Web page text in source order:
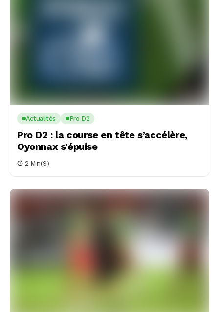
Actualités Pro D2
Pro D2 : la course en tête s’accélère,
Oyonnax s’épuise
2 Min(s)